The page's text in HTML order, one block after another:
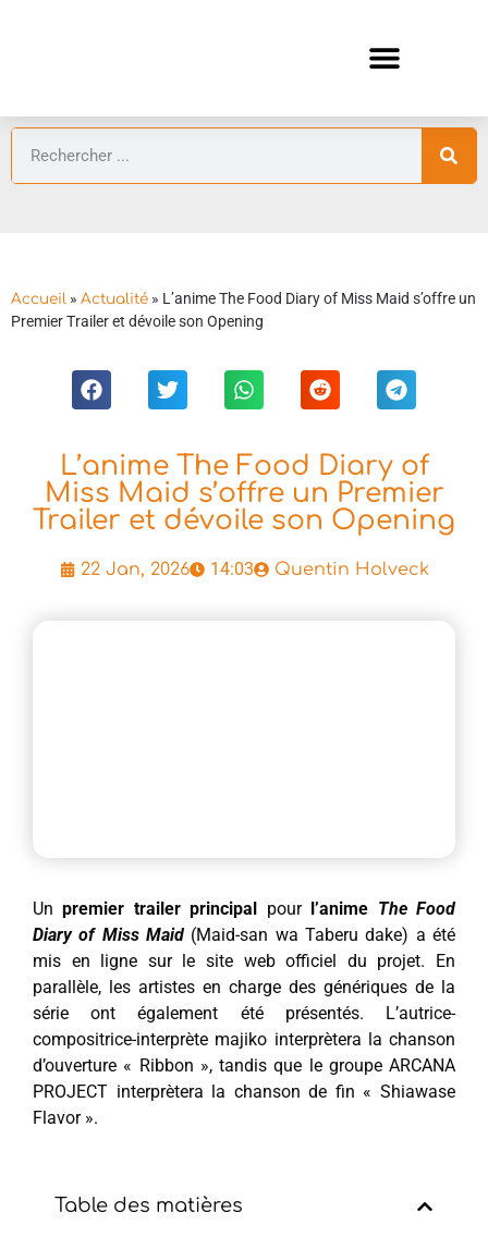
Accueil » Actualité » L’anime The Food Diary of Miss Maid s’offre un
Premier Trailer et dévoile son Opening
L’anime The Food Diary of
Miss Maid s’offre un Premier
Trailer et dévoile son Opening
22 Jan, 2026 14:03 Quentin Holveck
Un premier trailer principal pour l’anime The Food
Diary of Miss Maid (Maid-san wa Taberu dake) a été
mis en ligne sur le site web officiel du projet. En
parallèle, les artistes en charge des génériques de la
série ont également été présentés. L’autrice-
compositrice-interprète majiko interprètera la chanson
d’ouverture « Ribbon », tandis que le groupe ARCANA
PROJECT interprètera la chanson de fin « Shiawase
Flavor ».
Table des matières